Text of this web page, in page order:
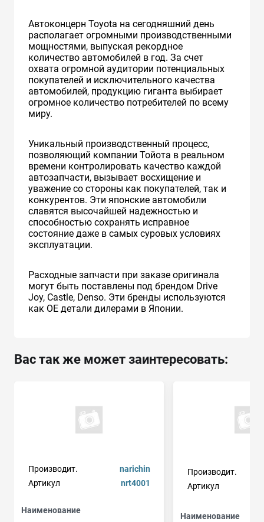
Автоконцерн Toyota на сегодняшний день
располагает огромными производственными
мощностями, выпуская рекордное
количество автомобилей в год. За счет
охвата огромной аудитории потенциальных
покупателей и исключительного качества
автомобилей, продукцию гиганта выбирает
огромное количество потребителей по всему
миру.
Уникальный производственный процесс,
позволяющий компании Тойота в реальном
времени контролировать качество каждой
автозапчасти, вызывает восхищение и
уважение со стороны как покупателей, так и
конкурентов. Эти японские автомобили
славятся высочайшей надежностью и
способностью сохранять исправное
состояние даже в самых суровых условиях
эксплуатации.
Расходные запчасти при заказе оригинала
могут быть поставлены под брендом Drive
Joy, Castle, Denso. Эти бренды используются
как ОЕ детали дилерами в Японии.
Вас так же может заинтересовать:
Производит.
narichin
Артикул
nrt4001
Наименование
Производит.
Артикул
Наименование